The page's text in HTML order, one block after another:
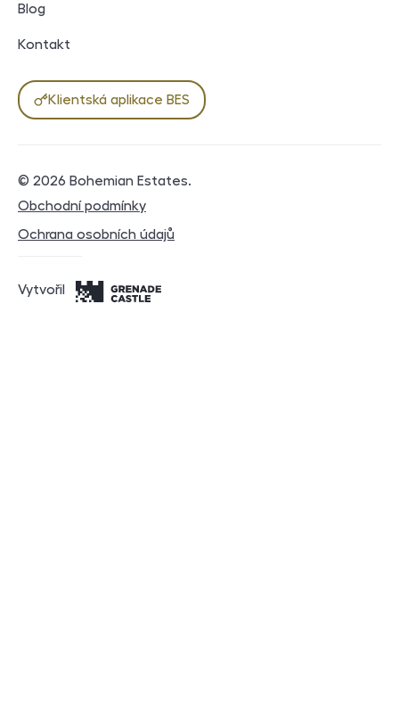
Blog
Kontakt
Klientská aplikace BES
© 2026 Bohemian Estates.
Právní dokumenty
Obchodní podmínky
Ochrana osobních údajů
Vytvořil